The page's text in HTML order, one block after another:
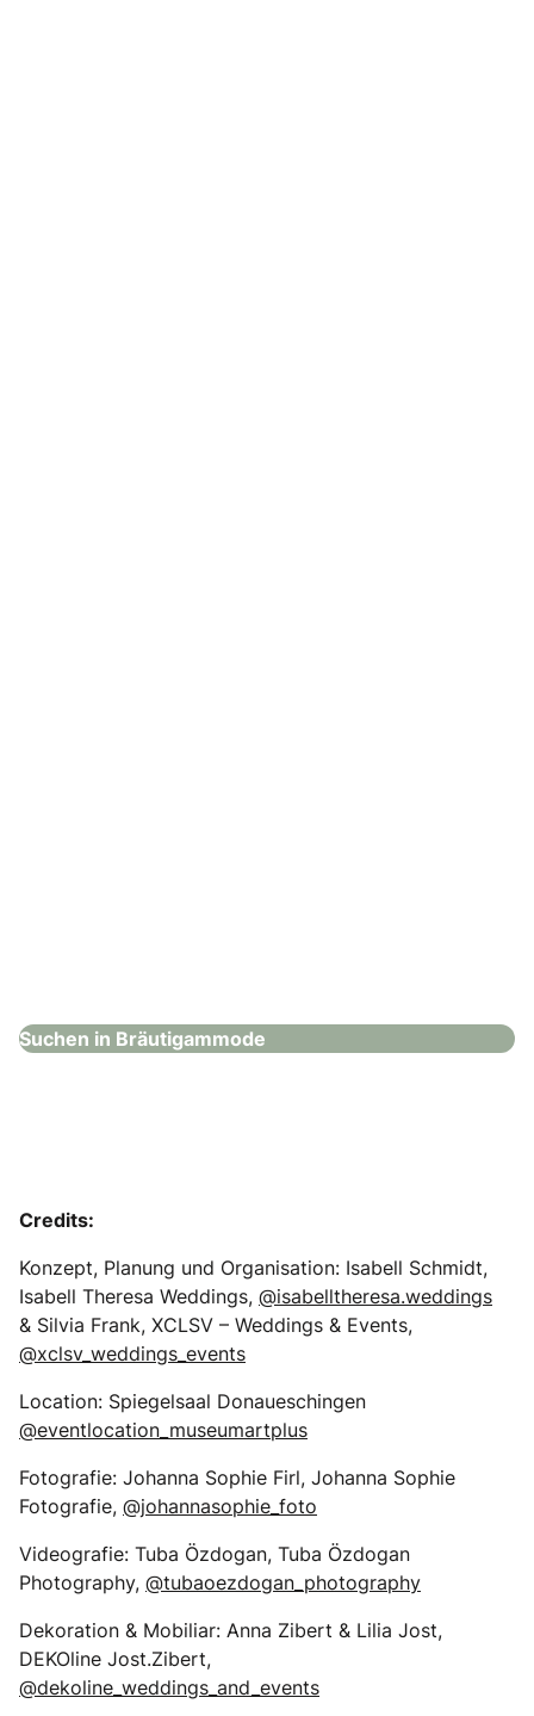
Suchen in Bräutigammode
Credits:
Konzept, Planung und Organisation: Isabell Schmidt,
Isabell Theresa Weddings, @isabelltheresa.weddings
& Silvia Frank, XCLSV – Weddings & Events,
@xclsv_weddings_events
Location: Spiegelsaal Donaueschingen
@eventlocation_museumartplus
Fotografie: Johanna Sophie Firl, Johanna Sophie
Fotografie, @johannasophie_foto
Videografie: Tuba Özdogan, Tuba Özdogan
Photography, @tubaoezdogan_photography
Dekoration & Mobiliar: Anna Zibert & Lilia Jost,
DEKOline Jost.Zibert,
@dekoline_weddings_and_events